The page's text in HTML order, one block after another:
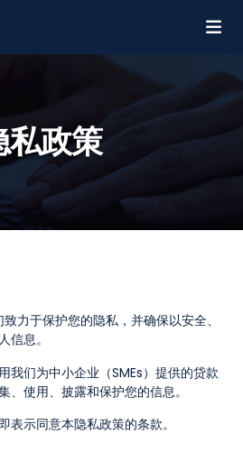
私政策
于保护您的隐私，并确保以安全、
信息。
我们为中小企业（SMEs）提供的贷款
、使用、披露和保护您的信息。
表示同意本隐私政策的条款。